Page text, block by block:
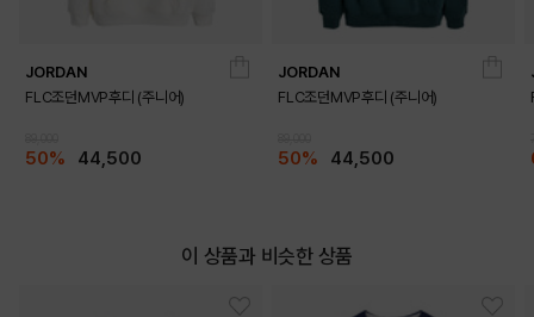
JORDAN
FLC조던MVP후디 (주니어)
50% 44,500
JORDAN
FLC조던MVP후디 (주니어)
50% 44,500
이 상품과 비슷한 상품